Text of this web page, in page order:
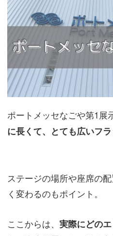
ポートメッセなごや第1展
に長くて、とても広いフ
ステージの場所や座席の
く変わるのもポイント。
ここからは、 実際にどの